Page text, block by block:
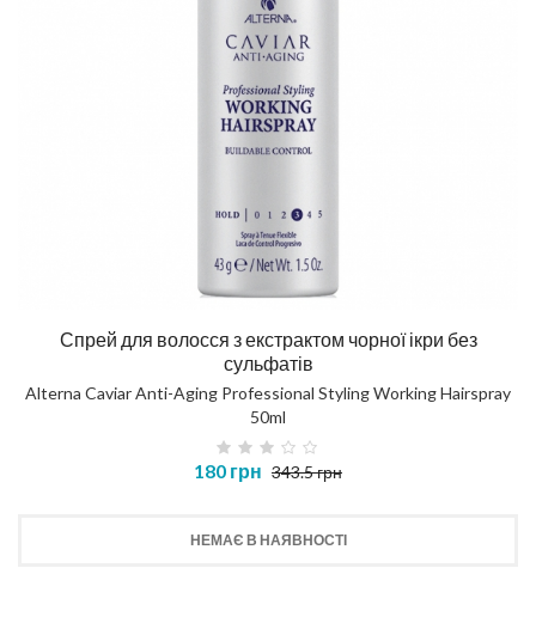
Спрей для волосся з екстрактом чорної ікри без
сульфатів
Alterna Caviar Anti-Aging Professional Styling Working Hairspray
50ml
180 грн 343.5 грн
НЕМАЄ В НАЯВНОСТІ